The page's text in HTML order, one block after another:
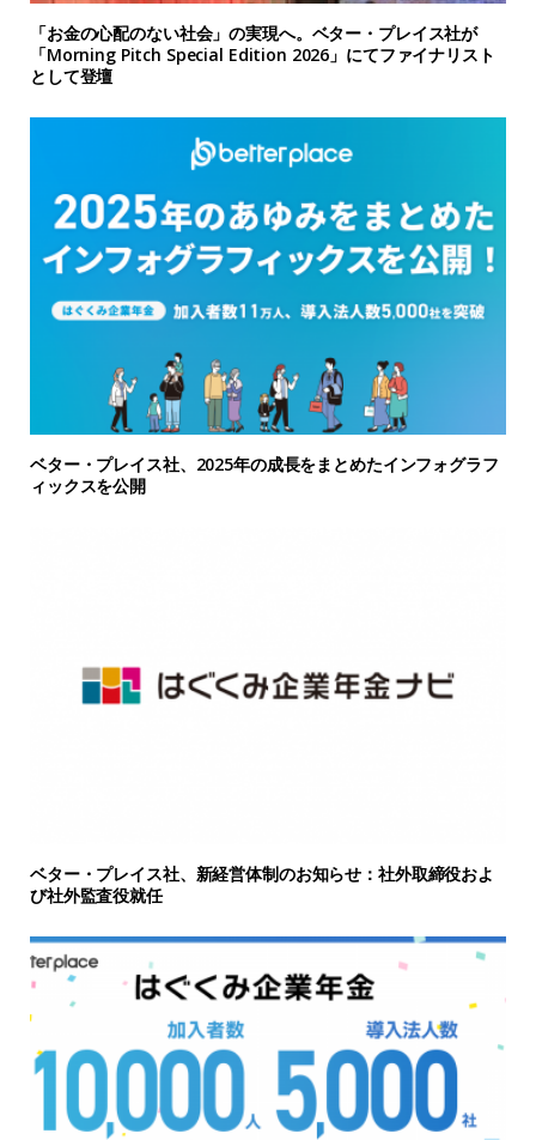
「お金の心配のない社会」の実現へ。ベター・プレイス社が
「Morning Pitch Special Edition 2026」にてファイナリスト
として登壇
ベター・プレイス社、2025年の成長をまとめたインフォグラフ
ィックスを公開
ベター・プレイス社、新経営体制のお知らせ：社外取締役およ
び社外監査役就任